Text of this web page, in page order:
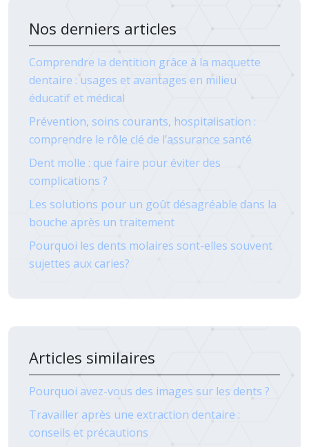
Nos derniers articles
Comprendre la dentition grâce à la maquette
dentaire : usages et avantages en milieu
éducatif et médical
Prévention, soins courants, hospitalisation :
comprendre le rôle clé de l’assurance santé
Dent molle : que faire pour éviter des
complications ?
Les solutions pour un goût désagréable dans la
bouche après un traitement
Pourquoi les dents molaires sont-elles souvent
sujettes aux caries?
Articles similaires
Pourquoi avez-vous des images sur les dents ?
Travailler après une extraction dentaire :
conseils et précautions